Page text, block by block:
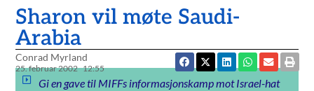
Sharon vil møte Saudi-
Arabia
Conrad Myrland
25. februar 2002 12:55
Gi en gave til MIFFs informasjonskamp mot Israel-hat